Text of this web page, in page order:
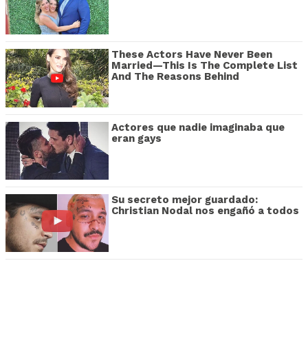
These Actors Have Never Been
Married—This Is The Complete List
And The Reasons Behind
Actores que nadie imaginaba que
eran gays
Su secreto mejor guardado:
Christian Nodal nos engañó a todos